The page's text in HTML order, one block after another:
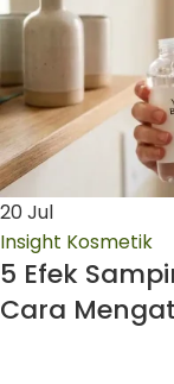
20Jul
Insight Kosmetik
5 Efek
Cara